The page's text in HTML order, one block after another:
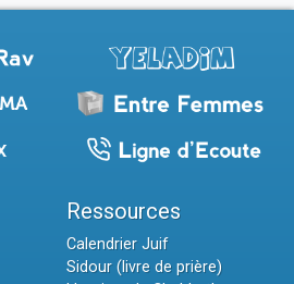
Ressources
Calendrier Juif
Sidour (livre de prière)